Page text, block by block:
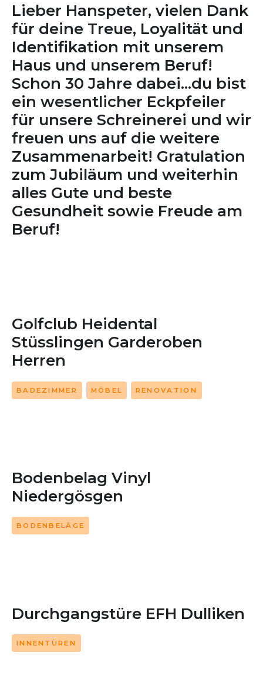
Lieber Hanspeter, vielen Dank
für deine Treue, Loyalität und
Identifikation mit unserem
Haus und unserem Beruf!
Schon 30 Jahre dabei...du bist
ein wesentlicher Eckpfeiler
für unsere Schreinerei und wir
freuen uns auf die weitere
Zusammenarbeit! Gratulation
zum Jubiläum und weiterhin
alles Gute und beste
Gesundheit sowie Freude am
Beruf!
Golfclub Heidental
Stüsslingen Garderoben
Herren
BADEZIMMER MÖBEL RENOVATION
Bodenbelag Vinyl
Niedergösgen
BODENBELÄGE
Durchgangstüre EFH Dulliken
INNENTÜREN